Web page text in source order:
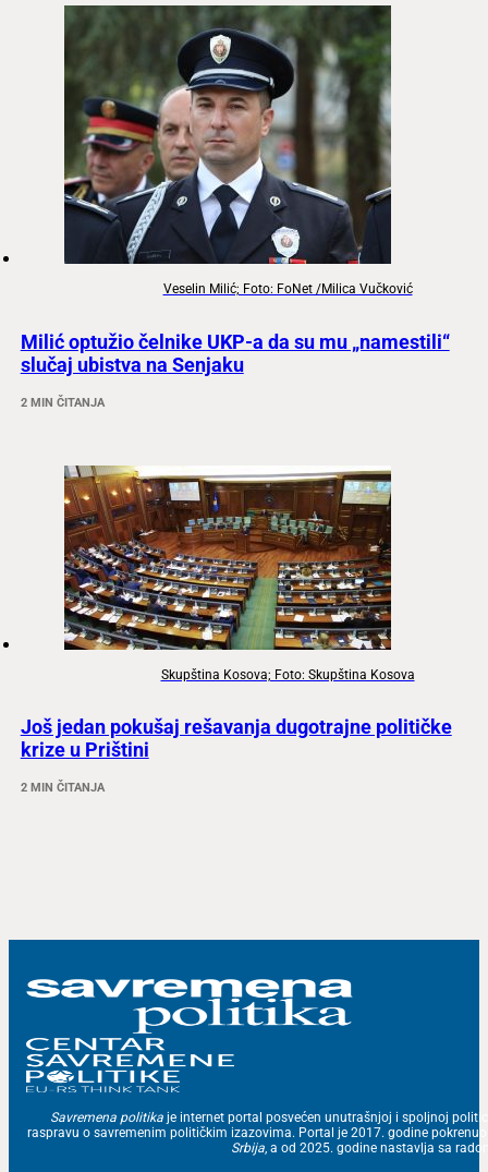
Veselin Milić; Foto: FoNet /Milica Vučković
Milić optužio čelnike UKP-a da su mu „namestili“
slučaj ubistva na Senjaku
2 MIN ČITANJA
Skupština Kosova; Foto: Skupština Kosova
Još jedan pokušaj rešavanja dugotrajne političke
krize u Prištini
2 MIN ČITANJA
Savremena politika je internet portal posvećen unutrašnjoj i spoljnoj
raspravu o savremenim političkim izazovima. Portal je 2017. godine
Srbija, a od 2025. godine nastavlja sa